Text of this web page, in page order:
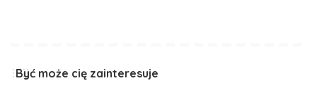
Być może cię zainteresuje